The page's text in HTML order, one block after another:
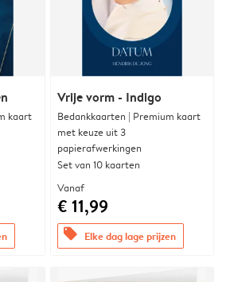
kaart
Vrije vorm - Indigo
Bedankkaarten | Premium kaart
met keuze uit 3
papierafwerkingen
Set van 10 kaarten
Vanaf
€ 11,99
offers Elke dag lage prijzen